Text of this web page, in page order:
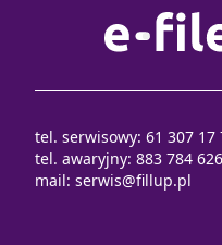
tel. serwisowy: 61 307 17
tel. awaryjny: 883 784
mail: serwis@fillup.pl